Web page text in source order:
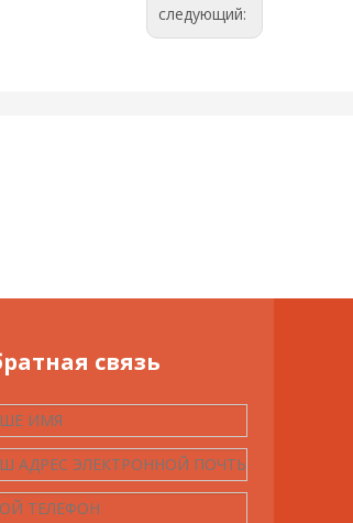
следующий:
связь